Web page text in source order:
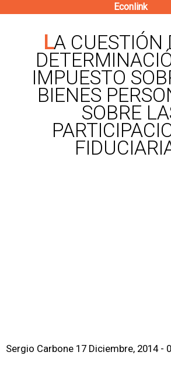
contenido
principal
Econlink
LA CUESTIÓN DE LA
IMPUESTO
BIENES
SOBRE
Sergio Carbone 17 Diciembre, 2014 -